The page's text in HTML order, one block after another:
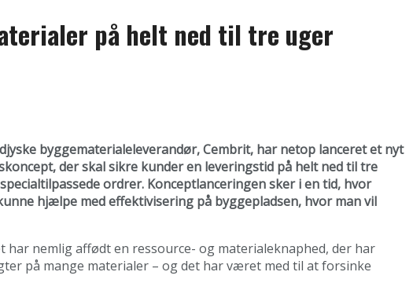
på helt ned til tre uger
byggematerialeleverandør, Cembrit, har netop lanceret et nyt
der skal sikre kunder en leveringstid på helt ned til tre
ordrer. Konceptlanceringen sker i en tid, hvor
hjælpe med effektivisering på byggepladsen, hvor man vil
nemlig affødt en ressource- og materialeknaphed, der har
på mange materialer – og det har været med til at forsinke